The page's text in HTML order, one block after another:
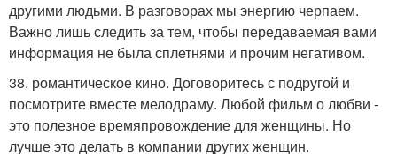
другими людьми. В разговорах мы энергию черпаем.
Важно лишь следить за тем, чтобы передаваемая вами
информация не была сплетнями и прочим негативом.
38. романтическое кино. Договоритесь с подругой и
посмотрите вместе мелодраму. Любой фильм о любви -
это полезное времяпровождение для женщины. Но
лучше это делать в компании других женщин.